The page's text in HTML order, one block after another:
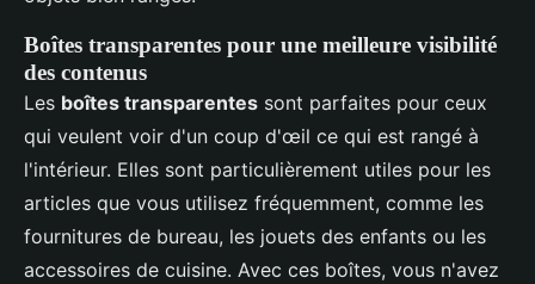
Boîtes transparentes pour une meilleure visibilité
des contenus
Les boîtes transparentes sont parfaites pour ceux
qui veulent voir d'un coup d'œil ce qui est rangé à
l'intérieur. Elles sont particulièrement utiles pour les
articles que vous utilisez fréquemment, comme les
fournitures de bureau, les jouets des enfants ou les
accessoires de cuisine. Avec ces boîtes, vous n'avez